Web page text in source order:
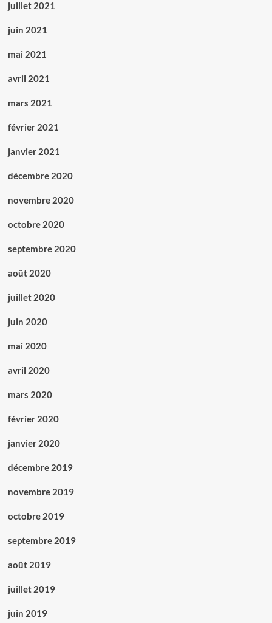
juillet 2021
juin 2021
mai 2021
avril 2021
mars 2021
février 2021
janvier 2021
décembre 2020
novembre 2020
octobre 2020
septembre 2020
août 2020
juillet 2020
juin 2020
mai 2020
avril 2020
mars 2020
février 2020
janvier 2020
décembre 2019
novembre 2019
octobre 2019
septembre 2019
août 2019
juillet 2019
juin 2019